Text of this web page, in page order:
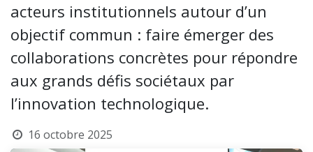
acteurs institutionnels autour d’un
objectif commun : faire émerger des
collaborations concrètes pour répondre
aux grands défis sociétaux par
l’innovation technologique.
16 octobre 2025